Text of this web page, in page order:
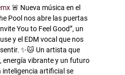
🚨 Nueva música en el
Pool nos abre las puertas
You to Feel Good”, un
y el EDM vocal que nos
✨🐱 Un artista que
vibrante y un futuro
inteligencia artificial se